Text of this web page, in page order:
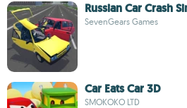
Russian Car Crash
SevenGears Games
Car Eats Car 3D
SMOKOKO LTD